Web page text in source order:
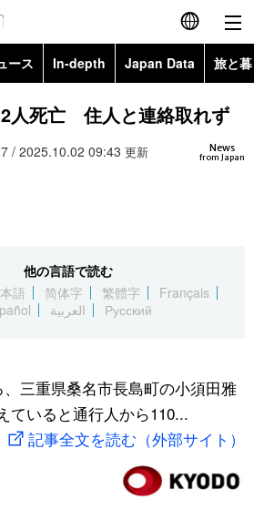
English
简体字
繁體字
العربية
ース In-depth Japan Data 旅と
Topics
Images
お知らせ
人死亡 住人と連絡取れず
News
from Japan
/ 2025.10.02 09:43 更新
他の言語で読む
語 简体字 繁體字
Français
العربية Русский
三重県桑名市長島町の小須田雅
ていると通行人から110...
記事全文を読む（外部サイト）